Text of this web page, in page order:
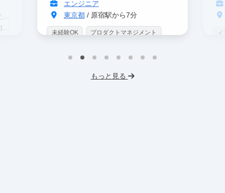
エンジニア
東京都/ 原宿駅から7分
未経験OK プロダクトマネジメント
もっと見る